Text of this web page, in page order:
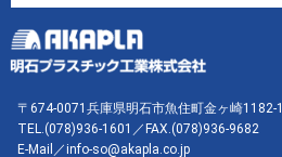
〒674-0071兵庫県明石市魚住町金ヶ崎1182-1
TEL.(078)936-1601 ／FAX.(078)936-9682
E-Mail／info-so@akapla.co.jp